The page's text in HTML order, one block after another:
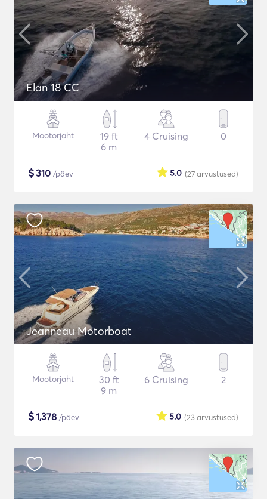
Elan 18 CC
Mootorjaht
19 ft
6 m
4 Cruising 0
$310 /päev (27arvustused)
5.0
Jeanneau Motorboat
Mootorjaht
30 ft
9 m
6 Cruising 2
$1,378 /päev (23arvustused)
5.0